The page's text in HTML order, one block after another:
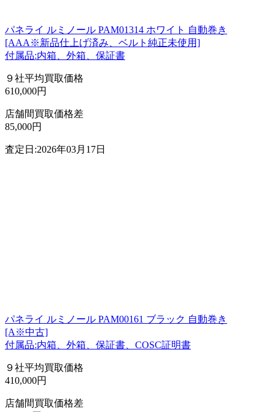
パネライ ルミノール PAM01314 ホワイト 自動巻き
[AAA※新品仕上げ済み、ベルト純正未使用]
付属品:内箱、外箱、保証書
９社平均買取価格
610,000円
店舗間買取価格差
85,000円
査定日:2026年03月17日
パネライ ルミノール PAM00161 ブラック 自動巻き
[A※中古]
付属品:内箱、外箱、保証書、COSC証明書
９社平均買取価格
410,000円
店舗間買取価格差